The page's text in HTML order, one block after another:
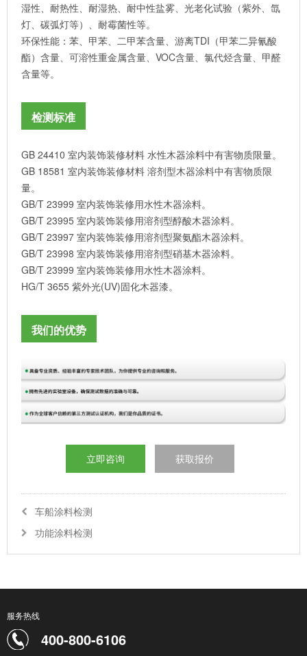
湿性、耐热性、耐湿热、耐中性盐雾、光老化试验（紫外、氙
灯、碳弧灯等）、耐霉菌性等。
环保性能：苯、甲苯、二甲苯含量、游离TDI（甲苯二异氰酸
酯）含量、可溶性重金属含量、VOC含量、氯代烃含量、甲醛
含量等。
检测标准
GB 24410 室内装饰装修材料 水性木器涂料中有害物质限量。
GB 18581 室内装饰装修材料 溶剂型木器涂料中有害物质限
量。
GB/T 23999 室内装饰装修用水性木器涂料。
GB/T 23995 室内装饰装修用溶剂型醇酸木器涂料。
GB/T 23997 室内装饰装修用溶剂型聚氨酯木器涂料。
GB/T 23998 室内装饰装修用溶剂型硝基木器涂料。
GB/T 23999 室内装饰装修用水性木器涂料。
HG/T 3655 紫外光(UV)固化木器漆。
我们的优势
立即咨询 获取报价
车船涂料检测
功能涂料检测
服务热线
400-800-6106